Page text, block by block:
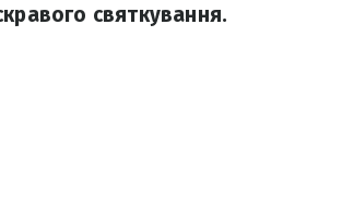
святкування.